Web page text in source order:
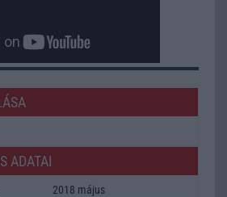
ADATAI
2018 május